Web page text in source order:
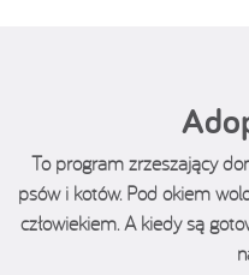
To program zrzeszający
psów i kotów. Pod okiem
człowiekiem. A kiedy są